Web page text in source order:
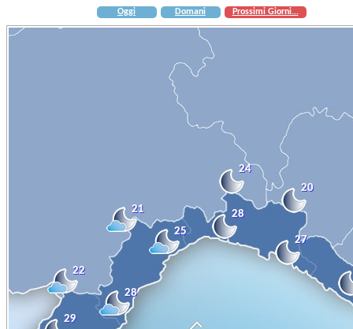
Oggi Domani Prossimi Giorni...